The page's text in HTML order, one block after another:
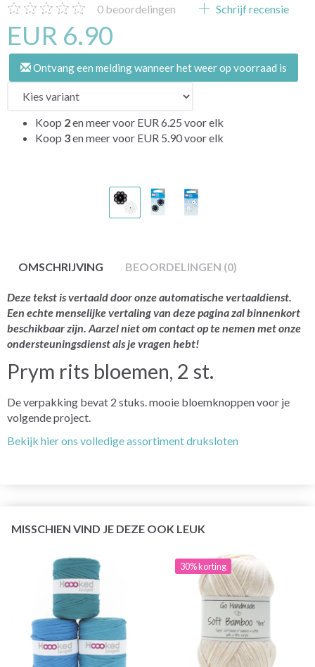
0 beoordelingen Schrijf recensie
EUR 6.90
Ontvang een melding wanneer het weer op voorraad is
Koop 2en meer voor EUR 6.25 voor elk
Koop 3en meer voor EUR 5.90voor elk
OMSCHRIJVING BEOORDELINGEN (0)
Deze tekst is vertaald door onze automatische vertaaldienst.
Een echte menselijke vertaling van deze pagina zal binnenkort
beschikbaar zijn. Aarzel niet om contact op te nemen met onze
ondersteuningsdienst als je vragen hebt!
Prym rits bloemen, 2 st.
De verpakking bevat 2 stuks. mooie bloemknoppen voor je
volgende project.
Bekijk hier ons volledige assortiment druksloten
MISSCHIEN VIND JE DEZE OOK LEUK
30% korting